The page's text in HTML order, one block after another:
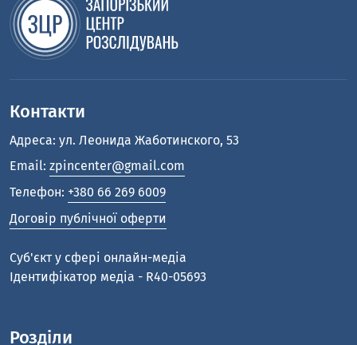
Контакти
Адреса: ул. Леонида Жаботинского, 53
Email: zpincenter@gmail.com
Телефон: +380 66 269 6009
Договір публічної оферти
Cуб'єкт у сфері онлайн-медіа
Ідентифікатор медіа - R40-05693
Розділи